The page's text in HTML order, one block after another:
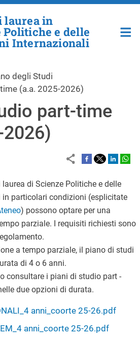
Salta al contenuto principale
laurea in
Politiche e delle
Internazionali
degli Studi
(a.a. 2025-2026)
part-time
di Scienze Politiche e delle
in particolari condizioni (esplicitate
) possono optare per una
parziale. I requisiti richiesti sono
a tempo parziale, il piano di studi
di 4 o 6 anni.
consultare i piani di studio part -
due opzioni di durata.
anni_coorte 25-26.pdf
anni_coorte 25-26.pdf